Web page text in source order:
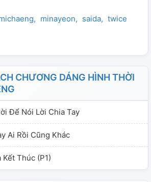
minayeon saida twice
CHƯƠNG DÁNG HÌNH THỜI
Để Nói Lời Chia Tay
Ai Rồi Cũng Khác
Thúc (P1)